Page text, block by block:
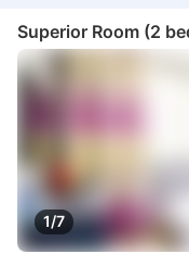
Superior Room (2
1/7